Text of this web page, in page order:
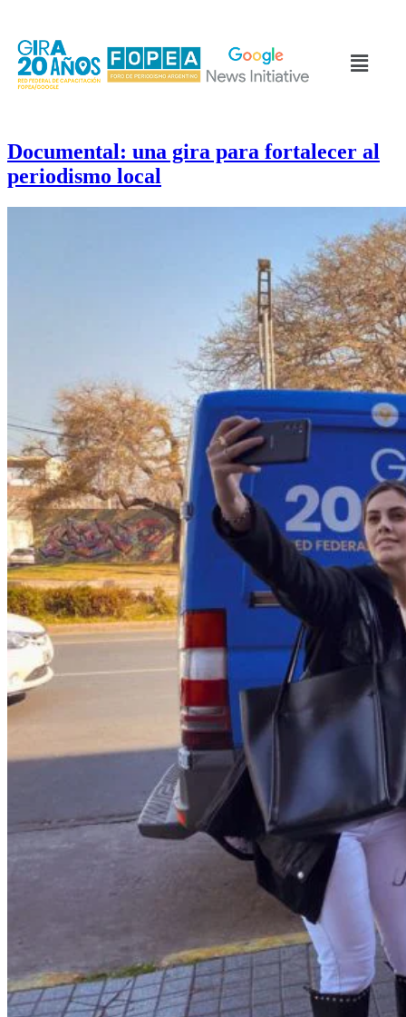
Documental: una gira para fortalecer al
periodismo local